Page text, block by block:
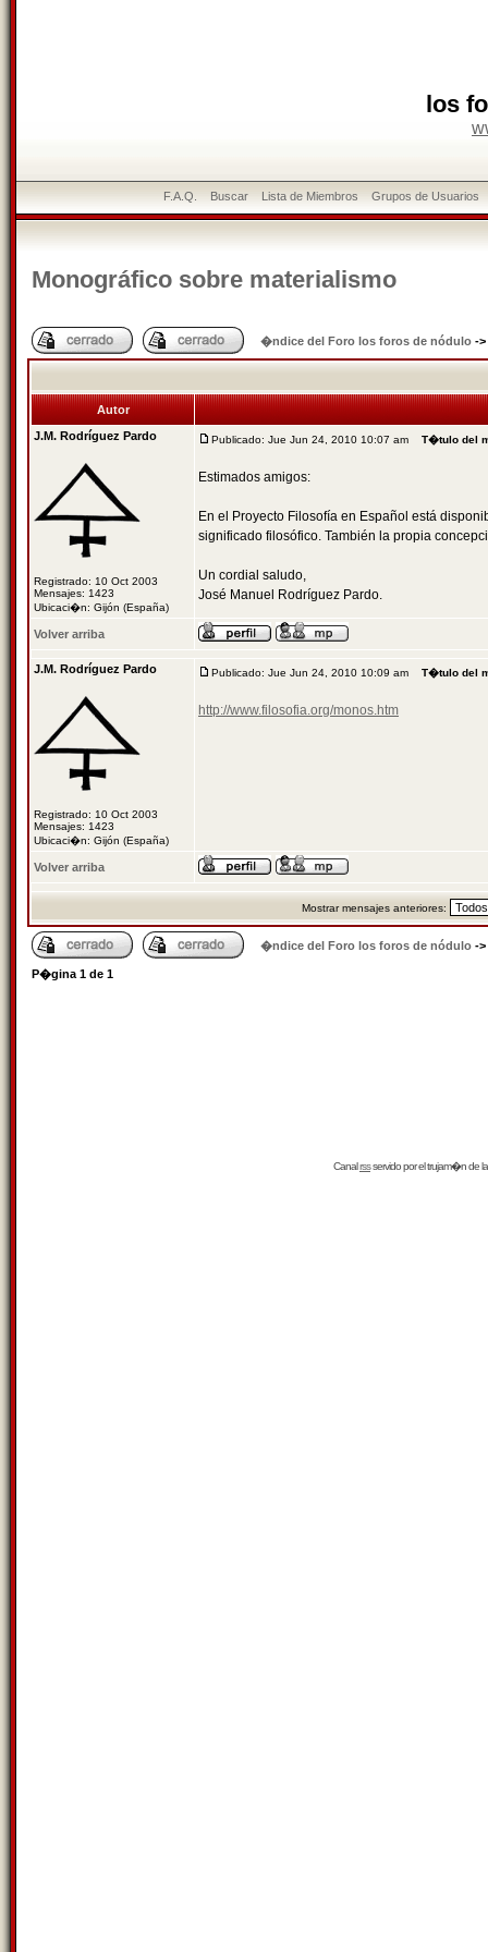
los
F.A.Q. Buscar Lista de Miembros Grupos de Usuarios
Monográfico sobre materialismo
�ndice del Foro los foros de nódulo ->
Autor
J.M. Rodríguez Pardo
Registrado: 10 Oct 2003
Mensajes: 1423
Ubicaci�n: Gijón (España)
Publicado: Jue Jun 24, 2010 10:07 am T�tulo del
Estimados amigos:
En el Proyecto Filosofía en Español está
significado filosófico. También la propia
Un cordial saludo,
José Manuel Rodríguez Pardo.
Volver arriba
J.M. Rodríguez Pardo
Registrado: 10 Oct 2003
Mensajes: 1423
Ubicaci�n: Gijón (España)
Publicado: Jue Jun 24, 2010 10:09 am T�tulo del
http://www.filosofia.org/monos.htm
Volver arriba
Mostrar mensajes anteriores:
�ndice del Foro los foros de nódulo ->
P�gina 1 de 1
Canalrssservido por eltrujam�nde